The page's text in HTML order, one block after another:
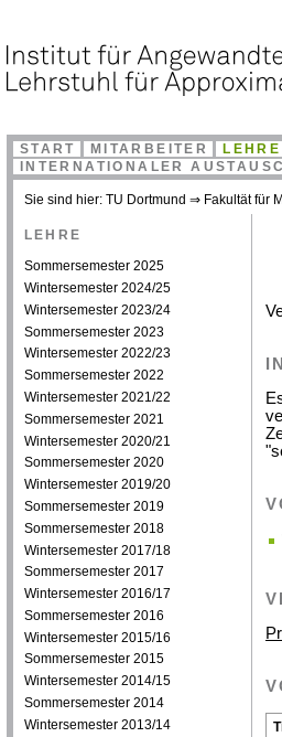
START MITARBEITER LEHRE
INTERNATIONALER
Sie sind hier: TU Dortmund ⇒ Fakultät für
LEHRE
Sommersemester 2025
Wintersemester 2024/25
Wintersemester 2023/24
Sommersemester 2023
Wintersemester 2022/23
Sommersemester 2022
Wintersemester 2021/22
Sommersemester 2021
Wintersemester 2020/21
Sommersemester 2020
Wintersemester 2019/20
Sommersemester 2019
Sommersemester 2018
Wintersemester 2017/18
Sommersemester 2017
Wintersemester 2016/17
Sommersemester 2016
Wintersemester 2015/16
Sommersemester 2015
Wintersemester 2014/15
Sommersemester 2014
Wintersemester 2013/14